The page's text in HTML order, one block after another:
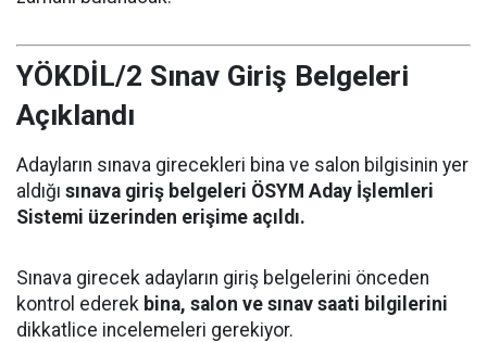
YÖKDİL/2 Sınav Giriş Belgeleri
Açıklandı
Adayların sınava girecekleri bina ve salon bilgisinin yer
aldığı sınava giriş belgeleri ÖSYM Aday İşlemleri
Sistemi üzerinden erişime açıldı.
Sınava girecek adayların giriş belgelerini önceden
kontrol ederek bina, salon ve sınav saati bilgilerini
dikkatlice incelemeleri gerekiyor.